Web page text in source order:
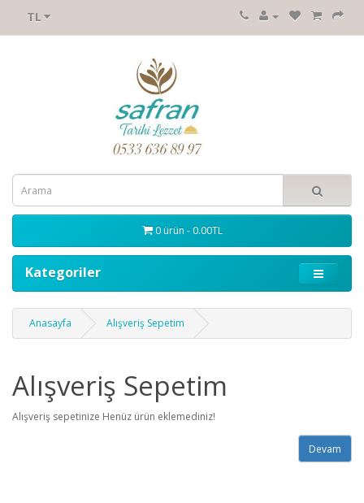
TL
0 ürün - 0.00TL
Kategoriler
Anasayfa Alışveriş Sepetim
Alışveriş Sepetim
Alışveriş sepetinize Henüz ürün eklemediniz!
Devam